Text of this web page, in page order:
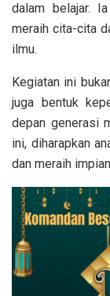
dalam belajar.
meraih cita-cita
ilmu.
Kegiatan ini
juga bentuk
depan generasi
ini, diharapkan
dan meraih